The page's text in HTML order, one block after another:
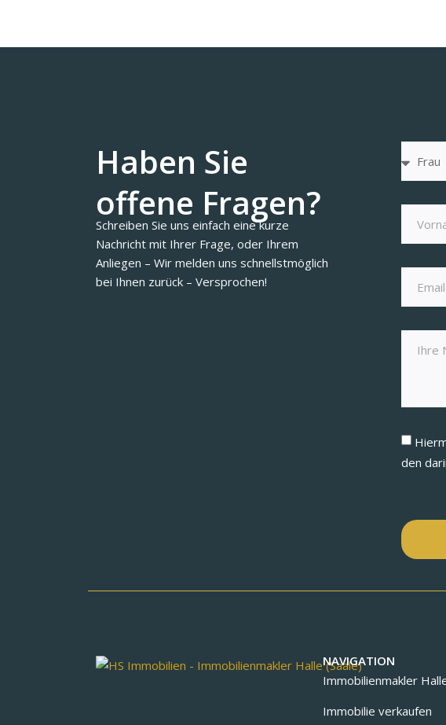
Haben Sie
offene Fragen?
Schreiben Sie uns einfach eine kurze
Nachricht mit Ihrer Frage, oder Ihrem
Anliegen – Wir melden uns schnellstmöglich
bei Ihnen zurück – Versprochen!
den
NAVIGATION
Immobilienmakler
Immobilie verkaufen